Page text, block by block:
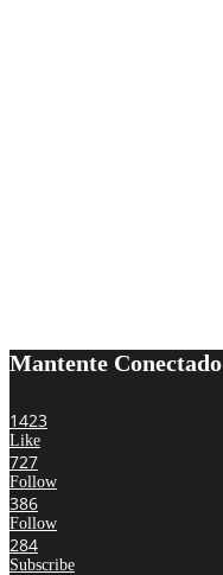
Mantente Conectado
1423
Like
727
Follow
386
Follow
284
Subscribe